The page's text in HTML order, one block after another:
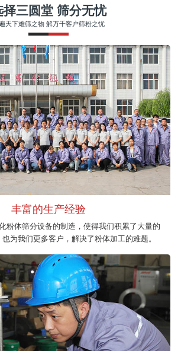
择三圆堂 筛分无忧
天下难筛之物 解万千客户筛粉之忧
丰富的生产经验
粉体筛分设备的制造，使得我们积累了大量的
为我们更多客户，解决了粉体加工的难题。